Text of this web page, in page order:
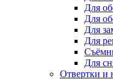
Для
Для
Для
Для
Для
Отвертки и